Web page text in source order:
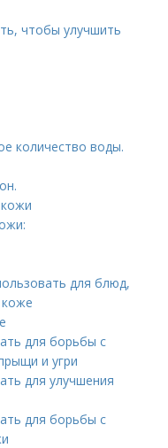
чтобы улучшить
количество воды.
для блюд,
для борьбы с
и угри
для улучшения
для борьбы с